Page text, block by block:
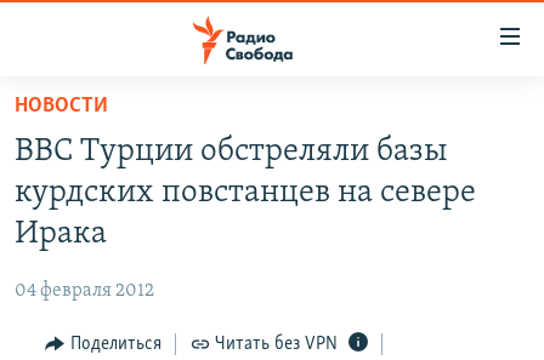
упрощенного
доступа
основному
Вернутся
ПОДКАСТЫ
АВТОРСКИЕ ПРОЕКТЫ
МНЕНИЯ
КУЛЬТУРА
НОВОСТИ
ВВС Турции обстреляли базы
курдских повстанцев на севере
Ирака
04 февраля 2012
Поделиться Читать без VPN